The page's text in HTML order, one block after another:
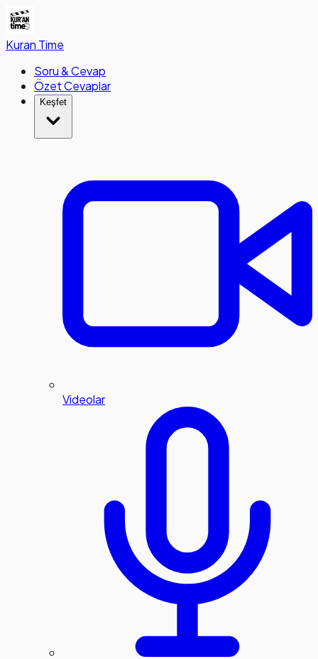
Kuran Time
Soru & Cevap
Özet Cevaplar
Keşfet
Videolar